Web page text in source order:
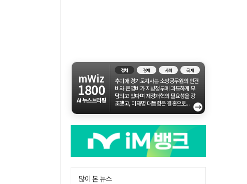
mWiz
1800
AI 뉴스브리핑
정치 경제 사회 국제
추미애 경기도지사는 소방공무원의 인건
비와 운영비가 지방정부에 과도하게 부
담되고 있다며 재정개혁의 필요성을 강
조했고, 이재명 대통령은 결혼으로...
→
많이 본 뉴스